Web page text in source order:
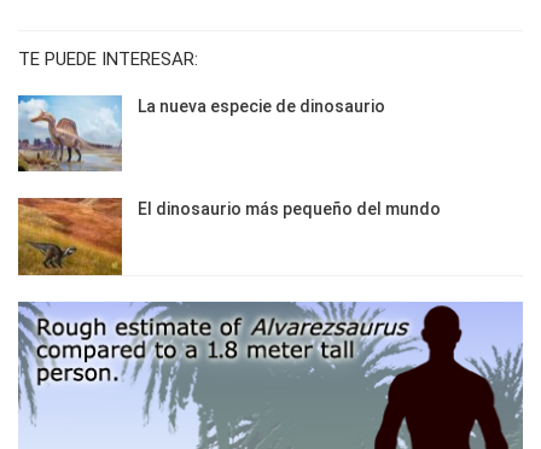
TE PUEDE INTERESAR:
La nueva especie de dinosaurio
El dinosaurio más pequeño del mundo